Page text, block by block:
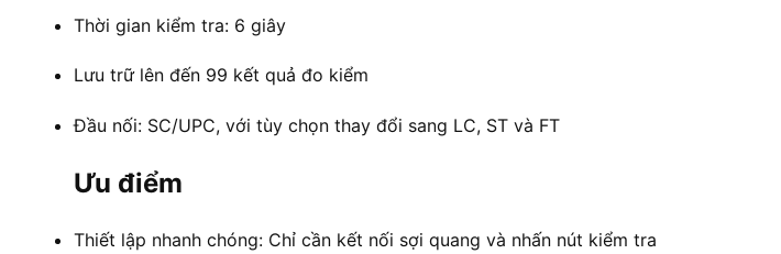
Thời gian kiểm tra: 6 giây
Lưu trữ lên đến 99 kết quả đo kiểm
Đầu nối: SC/UPC, với tùy chọn thay đổi sang LC, ST và FT
Ưu điểm
Thiết lập nhanh chóng: Chỉ cần kết nối sợi quang và nhấn nút kiểm tra